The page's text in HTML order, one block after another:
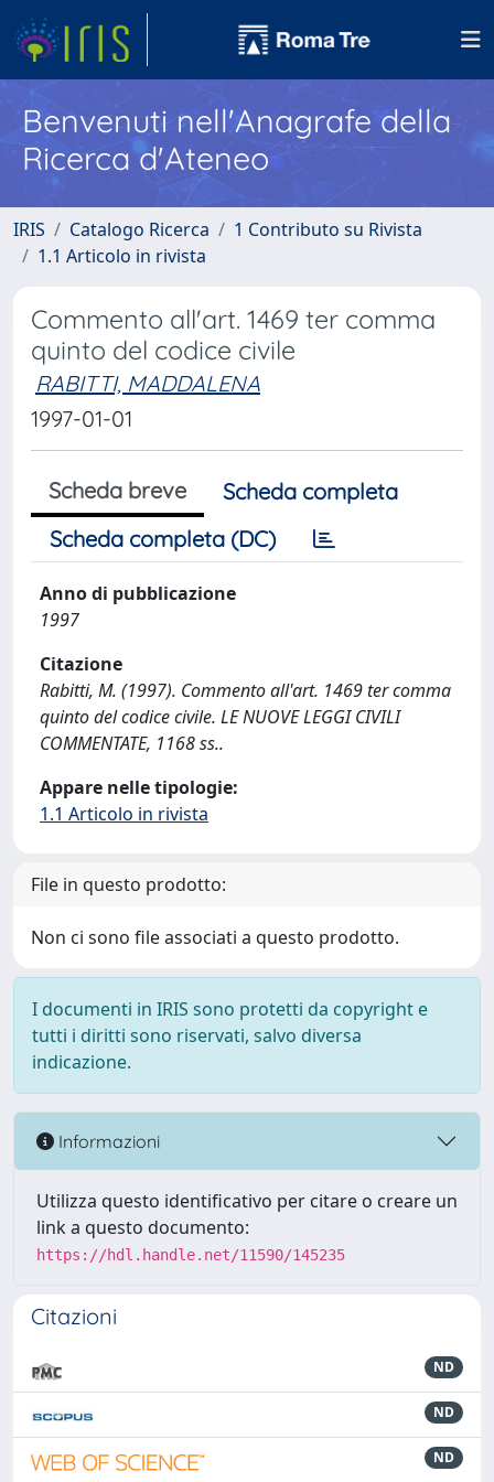
Benvenuti nell'Anagrafe della
Ricerca d'Ateneo
IRIS Catalogo Ricerca
1 Contributo su Rivista
1.1 Articolo in rivista
Commento all'art. 1469 ter comma
quinto del codice civile
RABITTI, MADDALENA
1997-01-01
Scheda breve
Scheda completa
Scheda completa (DC)
Anno di pubblicazione
1997
Citazione
Rabitti, M. (1997). Commento all'art. 1469 ter comma
quinto del codice civile. LE NUOVE LEGGI CIVILI
COMMENTATE, 1168 ss..
Appare nelle tipologie:
1.1 Articolo in rivista
File in questo prodotto:
Non ci sono file associati a questo prodotto.
I documenti in IRIS sono protetti da copyright e
tutti i diritti sono riservati, salvo diversa
indicazione.
Informazioni
Utilizza questo identificativo per citare o creare un
link a questo documento:
https://hdl.handle.net/11590/145235
Citazioni
ND
ND
ND